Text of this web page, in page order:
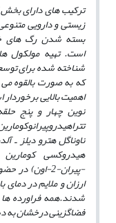
زیستی و دارویی
است. تهیه مولکول­
شناخته شده برای
که به صورت بالقوه می­
اهمیت بالایی
-پیران-2-اون) در حضور 50 درصد مولی ZnBr
ارزان و ملایم در
شدند.همه فراورده­ ها
فضاگزینی درخشان